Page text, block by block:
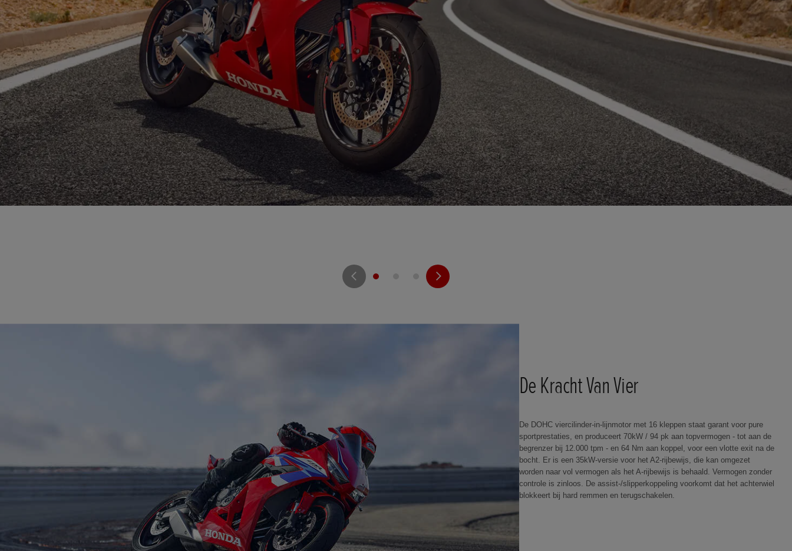
De Kracht Van Vier
De DOHC viercilinder-in-lijnmotor met 16 kleppen staat garant voor pure
sportprestaties, en produceert 70kW / 94 pk aan topvermogen - tot aan de
begrenzer bij 12.000 tpm - en 64 Nm aan koppel, voor een vlotte exit na de
bocht. Er is een 35kW-versie voor het A2-rijbewijs, die kan omgezet
worden naar vol vermogen als het A-rijbewijs is behaald. Vermogen zonder
controle is zinloos. De assist-/slipperkoppeling voorkomt dat het achterwiel
blokkeert bij hard remmen en terugschakelen.